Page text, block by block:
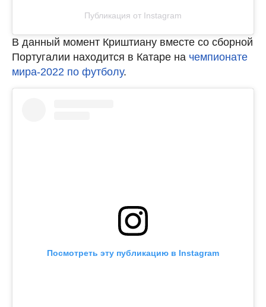
Публикация от Instagram
В данный момент Криштиану вместе со сборной
Португалии находится в Катаре на чемпионате
мира-2022 по футболу.
Посмотреть эту публикацию в Instagram